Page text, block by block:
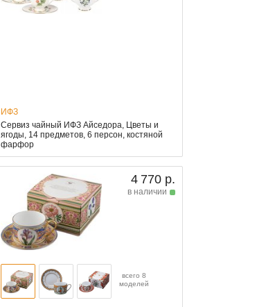
ИФЗ
Сервиз чайный ИФЗ Айседора, Цветы и
ягоды, 14 предметов, 6 персон, костяной
фарфор
4 770 р.
в наличии
всего 8
моделей